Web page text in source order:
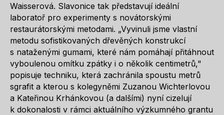
Waisserová. Slavonice tak představují ideální
laboratoř pro experimenty s novátorskými
restaurátorskými metodami. „Vyvinuli jsme vlastní
metodu sofistikovaných dřevěných konstrukcí
s nataženými gumami, které nám pomáhají přitáhnout
vyboulenou omítku zpátky i o několik centimetrů,"
popisuje techniku, která zachránila spoustu metrů
sgrafit a kterou s kolegyněmi Zuzanou Wichterlovou
a Kateřinou Krhánkovou (a dalšími) nyní cizelují
k dokonalosti v rámci aktuálního výzkumného grantu